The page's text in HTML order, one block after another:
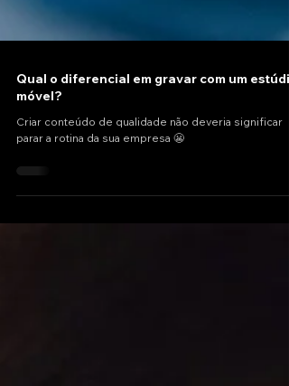
Qual o diferencial em gravar com um estúdio